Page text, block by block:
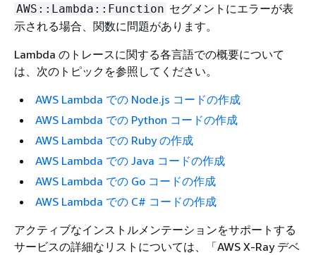
AWS::Lambda::Function セグメントにエラーが表
示される場合、関数に問題があります。
Lambda のトレースに関する各言語での概要について
は、次のトピックを参照してください。
AWS Lambda での Node.js コードの作成
AWS Lambda での Python コードの作成
AWS Lambda での Ruby の作成
AWS Lambda での Java コードの作成
AWS Lambda での Go コードの作成
AWS Lambda での C# コードの作成
アクティブなインストルメンテーションをサポートする
サービスの詳細なリストについては、「AWS X-Ray デベ